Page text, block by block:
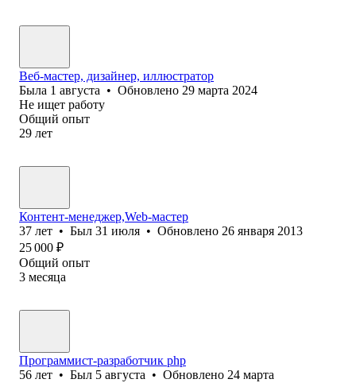
Веб-мастер, дизайнер, иллюстратор
Была 1 августа • Обновлено 29 марта 2024
Не ищет работу
Общий опыт
29 лет
Контент-менеджер,Web-мастер
37 лет • Был 31 июля • Обновлено 26 января 2013
25 000 ₽
Общий опыт
3 месяца
Программист-разработчик php
56 лет • Был 5 августа • Обновлено 24 марта